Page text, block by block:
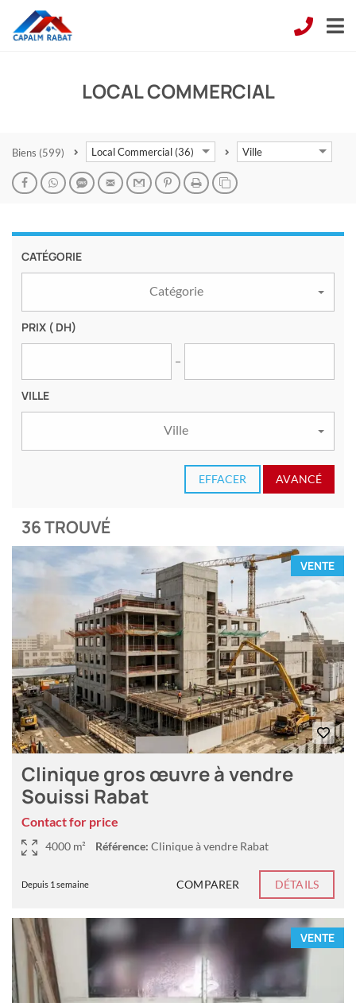
LOCAL COMMERCIAL
Biens (599) Local Commercial (36) Ville
CATÉGORIE
Catégorie
PRIX ( DH)
VILLE
Ville
EFFACER AVANCÉ
36 TROUVÉ
VENTE
Clinique gros œuvre à vendre
Souissi Rabat
Contact for price
4000 m² Référence: Clinique à vendre Rabat
Depuis 1 semaine COMPARER DÉTAILS
VENTE